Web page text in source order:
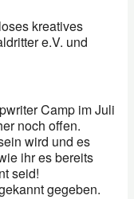
kreatives
e.V. und
Camp im Juli
noch offen.
wird und es
ihr es bereits
seid!
gegeben.